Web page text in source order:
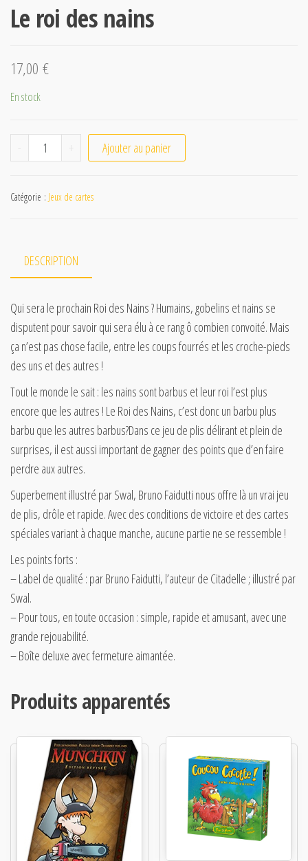
Le roi des nains
17,00 €
En stock
quantité de Le roi des nains
Ajouter au panier
Catégorie : Jeux de cartes
DESCRIPTION
Qui sera le prochain Roi des Nains ? Humains, gobelins et nains se
disputent pour savoir qui sera élu à ce rang ô combien convoité. Mais
ça n’est pas chose facile, entre les coups fourrés et les croche-pieds
des uns et des autres !
Tout le monde le sait : les nains sont barbus et leur roi l’est plus
encore que les autres ! Le Roi des Nains, c’est donc un barbu plus
barbu que les autres barbus?Dans ce jeu de plis délirant et plein de
surprises, il est aussi important de gagner des points que d’en faire
perdre aux autres.
Superbement illustré par Swal, Bruno Faidutti nous offre là un vrai jeu
de plis, drôle et rapide. Avec des conditions de victoire et des cartes
spéciales variant à chaque manche, aucune partie ne se ressemble !
Les points forts :
– Label de qualité : par Bruno Faidutti, l’auteur de Citadelle ; illustré par
Swal.
– Pour tous, en toute occasion : simple, rapide et amusant, avec une
grande rejouabilité.
– Boîte deluxe avec fermeture aimantée.
Produits apparentés